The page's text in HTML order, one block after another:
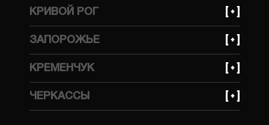
КРИВОЙ РОГ
улица Волгоградская, 2Д
ЗАПОРОЖЬЕ
улица Украинская, 143
КРЕМЕНЧУК
улица Ярмарочная, 7В
ЧЕРКАССЫ